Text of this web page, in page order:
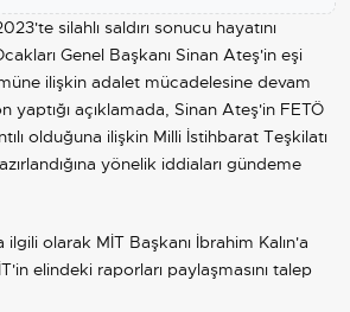
silahlı saldırı sonucu hayatını
Genel Başkanı Sinan Ateş'in eşi
ilişkin adalet mücadelesine devam
açıklamada, Sinan Ateş'in FETÖ
olduğuna ilişkin Milli İstihbarat Teşkilatı
yönelik iddiaları gündeme
olarak MİT Başkanı İbrahim Kalın'a
elindeki raporları paylaşmasını talep